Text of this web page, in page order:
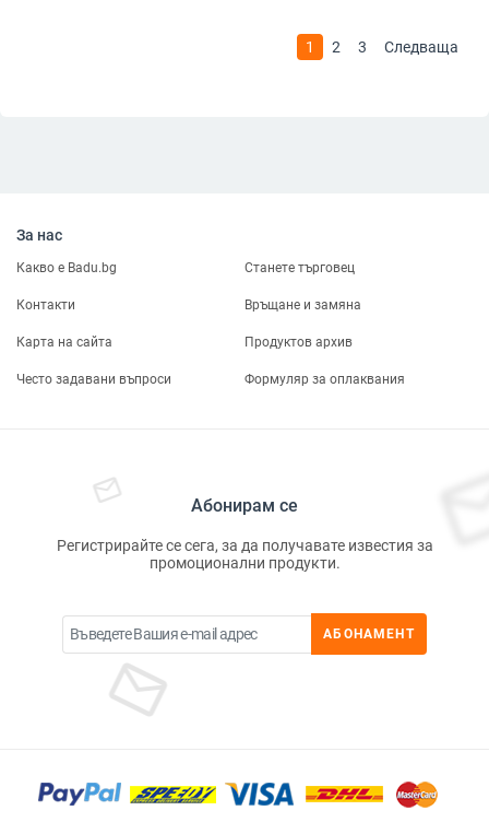
1 2 3 Следваща
За нас
Какво е Badu.bg Станете търговец
Контакти Връщане и замяна
Карта на сайта Продуктов архив
Често задавани въпроси Формуляр за оплаквания
Абонирам се
Регистрирайте се сега, за да получавате известия за
промоционални продукти.
АБОНАМЕНТ